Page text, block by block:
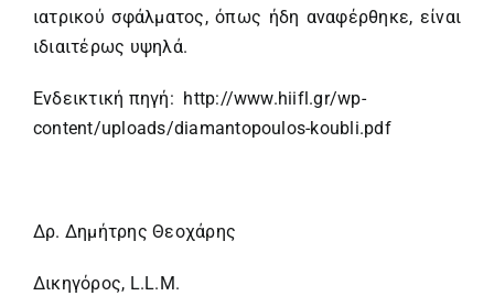
ιατρικού σφάλματος, όπως ήδη αναφέρθηκε, είναι
ιδιαιτέρως υψηλά.
Ενδεικτική πηγή: http://www.hiifl.gr/wp-
content/uploads/diamantopoulos-koubli.pdf
Δρ. Δημήτρης Θεοχάρης
Δικηγόρος, L.L.M.